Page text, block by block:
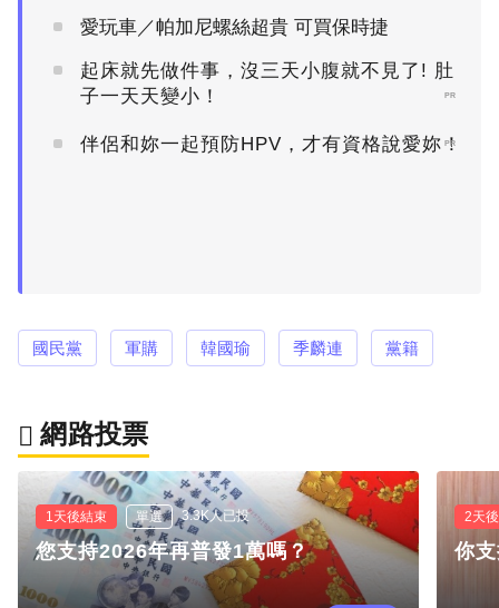
愛玩車／帕加尼螺絲超貴 可買保時捷
起床就先做件事，沒三天小腹就不見了! 肚
子一天天變小！
PR
伴侶和妳一起預防HPV，才有資格說愛妳！
PR
國民黨 軍購 韓國瑜 季麟連 黨籍
網路投票
1天後結束 單選 3.3K人已投
您支持2026年再普發1萬嗎？
2天
你